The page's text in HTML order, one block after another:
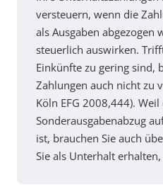
versteuern, wenn die
als Ausgaben abgezogen
steuerlich auswirken.
Einkünfte zu gering sind,
Zahlungen auch nicht zu
Köln EFG 2008,444). Weil
Sonderausgabenabzug
ist, brauchen Sie auch
Sie als Unterhalt